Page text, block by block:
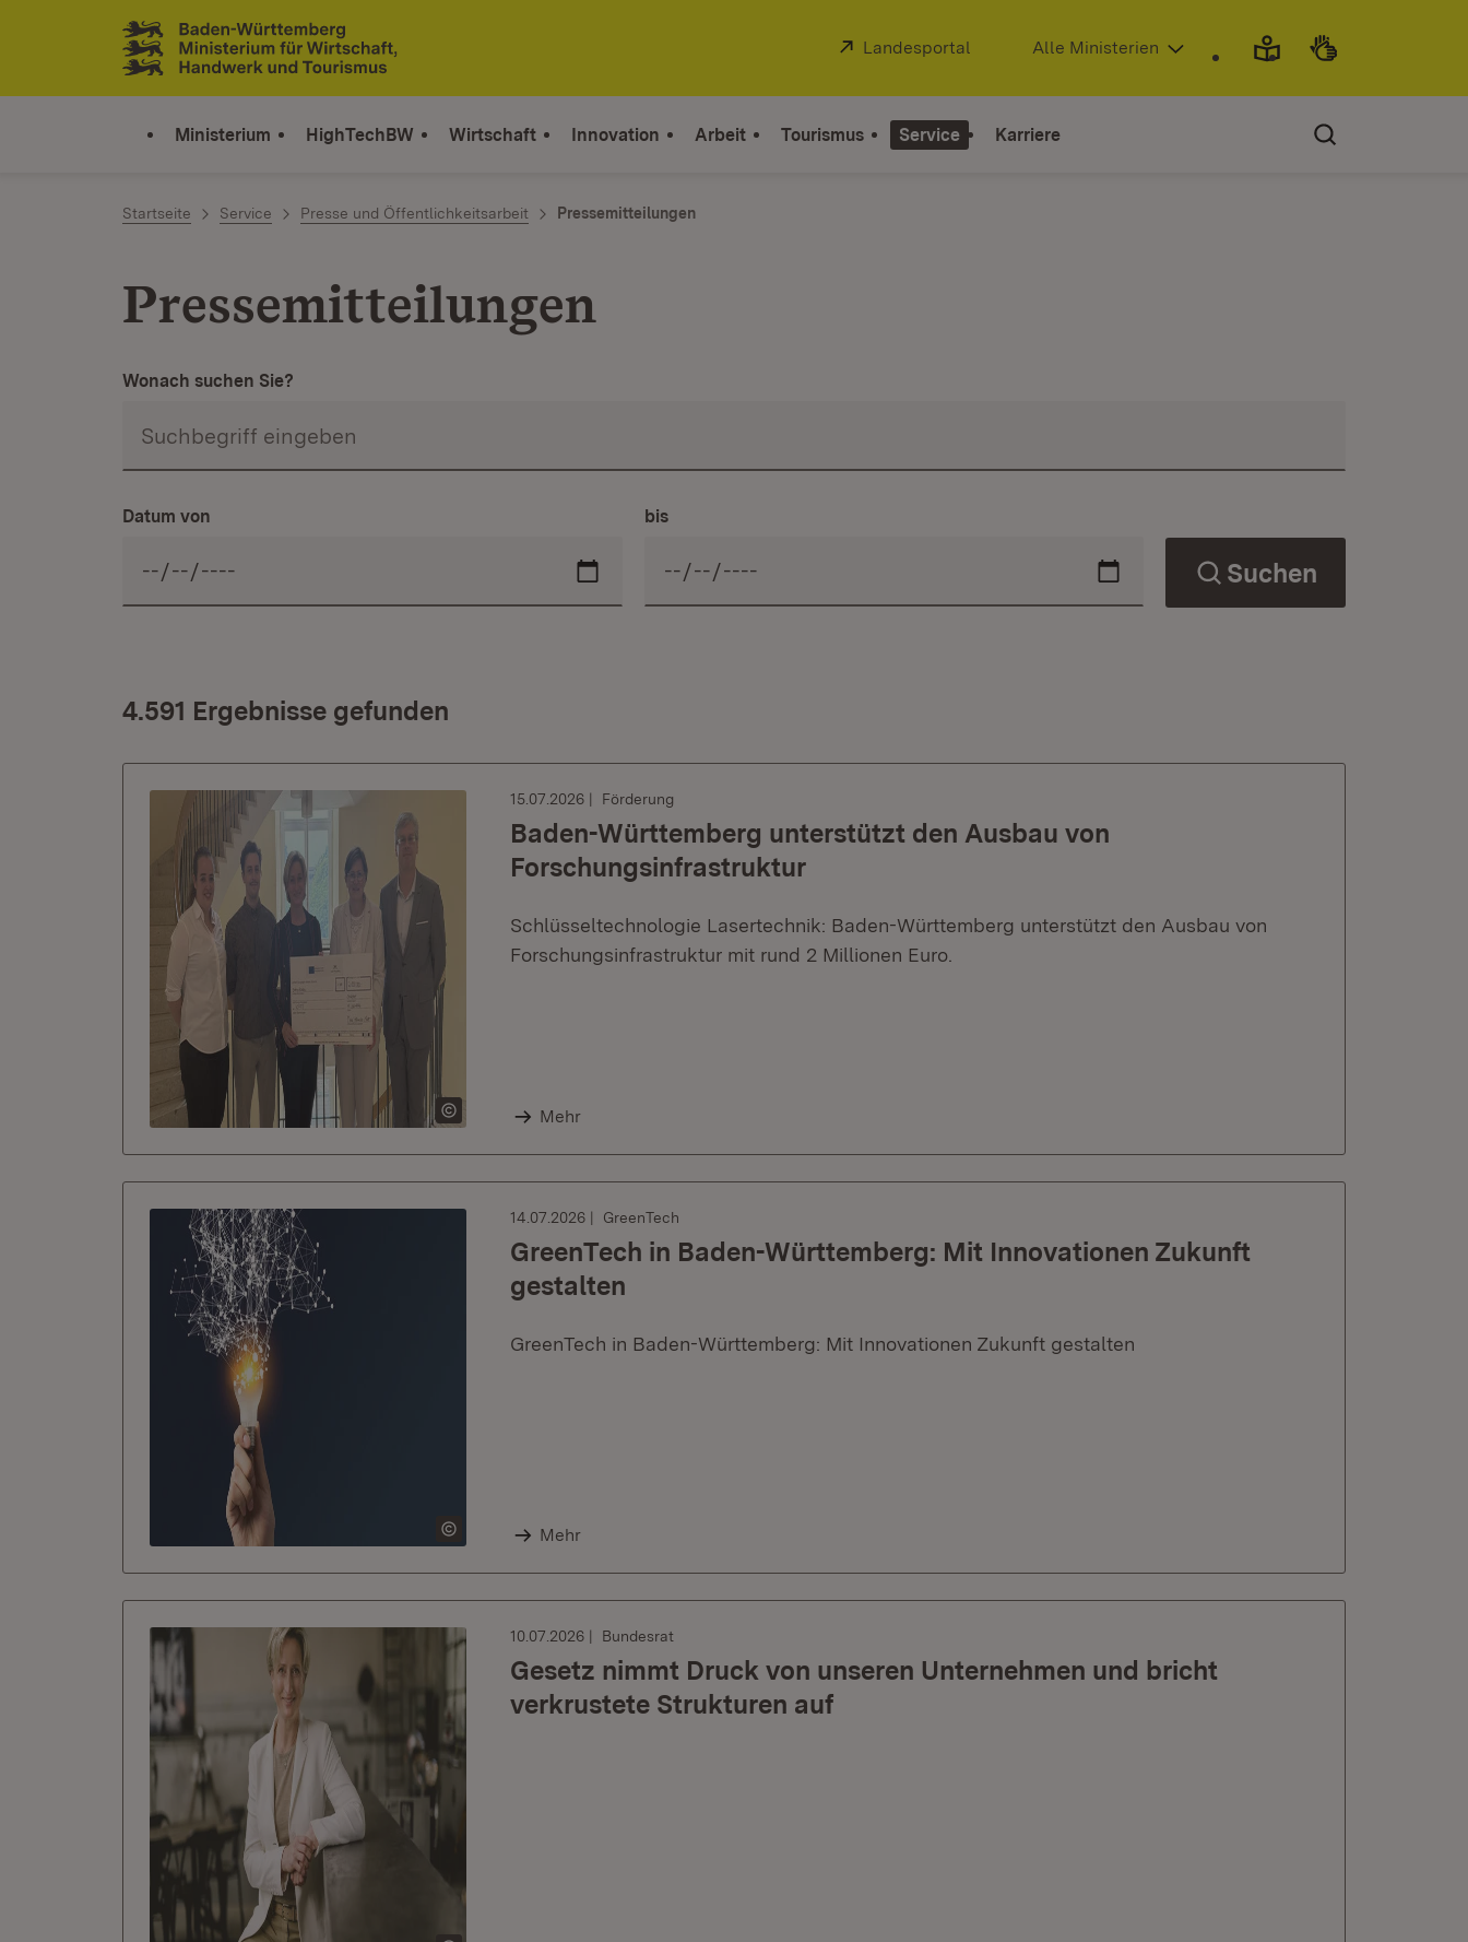
Zum Inhalt springen
Link zur Startseite
Extern:
Landesportal (Öffnet in neuem Fenster)
Alle Ministerien
Ministerium HighTechBW Wirtschaft Innovation Arbeit Tourismus Service Karriere
Startseite Service Presse und Öffentlichkeitsarbeit Pressemitteilungen
Pressemitteilungen
Wonach suchen Sie?
Datum von bis
Suchen
4.591 Ergebnisse gefunden
15.07.2026 Förderung
Baden-Württemberg unterstützt den Ausbau von
Forschungsinfrastruktur
Schlüsseltechnologie Lasertechnik: Baden-Württemberg unterstützt den Ausbau von
Forschungsinfrastruktur mit rund 2 Millionen Euro.
Mehr
14.07.2026 GreenTech
GreenTech in Baden-Württemberg: Mit Innovationen Zukunft
gestalten
GreenTech in Baden-Württemberg: Mit Innovationen Zukunft gestalten
Mehr
10.07.2026 Bundesrat
Gesetz nimmt Druck von unseren Unternehmen und bricht
verkrustete Strukturen auf